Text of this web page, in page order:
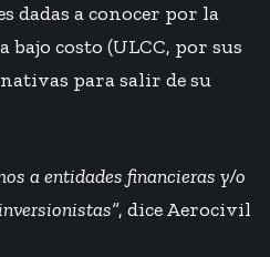
dadas a conocer por la
costo (ULCC, por sus
para salir de su
a entidades financieras y/o
, dice Aerocivil